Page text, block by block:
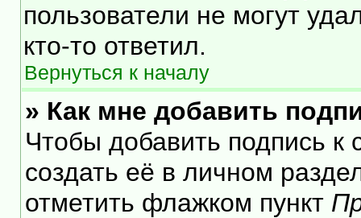
пользователи не могут
кто-то ответил.
Вернуться к началу
» Как мне добавить
Чтобы добавить подпись
создать её в личном
отметить флажком пункт